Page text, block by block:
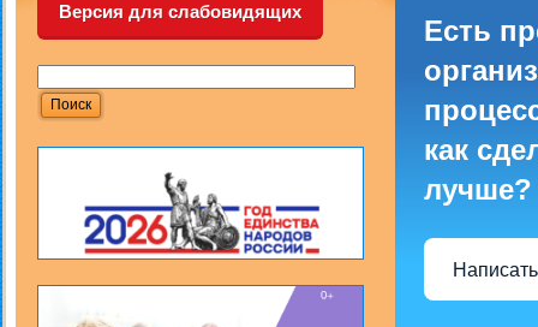
Версия для слабовидящих
Есть
как
лучше?